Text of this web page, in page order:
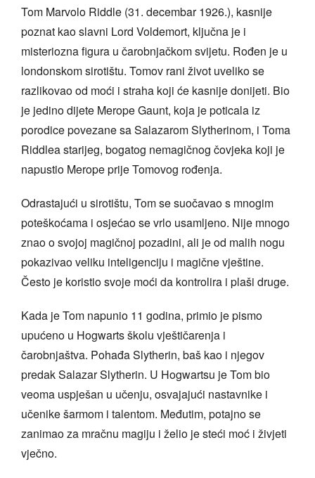
Tom Marvolo Riddle (31. decembar 1926.), kasnije
poznat kao slavni Lord Voldemort, ključna je i
misteriozna figura u čarobnjačkom svijetu. Rođen je u
londonskom sirotištu. Tomov rani život uveliko se
razlikovao od moći i straha koji će kasnije donijeti. Bio
je jedino dijete Merope Gaunt, koja je poticala iz
porodice povezane sa Salazarom Slytherinom, i Toma
Riddlea starijeg, bogatog nemagičnog čovjeka koji je
napustio Merope prije Tomovog rođenja.
Odrastajući u sirotištu, Tom se suočavao s mnogim
poteškoćama i osjećao se vrlo usamljeno. Nije mnogo
znao o svojoj magičnoj pozadini, ali je od malih nogu
pokazivao veliku inteligenciju i magične vještine.
Često je koristio svoje moći da kontrolira i plaši druge.
Kada je Tom napunio 11 godina, primio je pismo
upućeno u Hogwarts školu vještičarenja i
čarobnjaštva. Pohađa Slytherin, baš kao i njegov
predak Salazar Slytherin. U Hogwartsu je Tom bio
veoma uspješan u učenju, osvajajući nastavnike i
učenike šarmom i talentom. Međutim, potajno se
zanimao za mračnu magiju i želio je steći moć i živjeti
vječno.